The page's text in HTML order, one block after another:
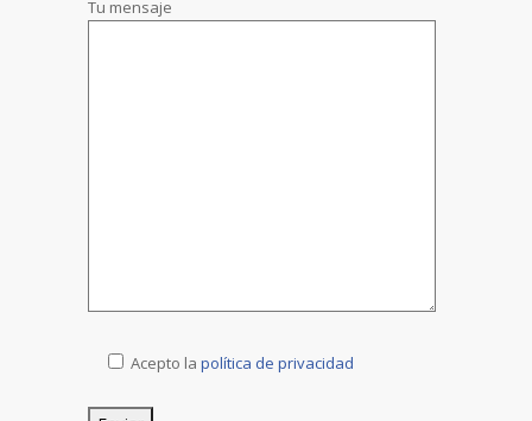
Tu mensaje
Acepto la política de privacidad